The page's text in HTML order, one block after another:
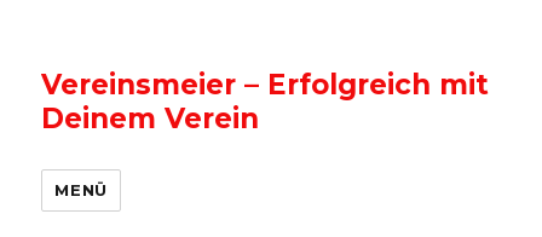
Vereinsmeier – Erfolgreich mit
Deinem Verein
MENÜ